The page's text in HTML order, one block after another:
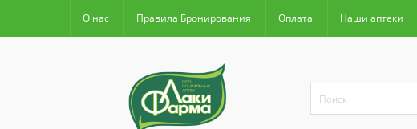
О нас Правила Бронирования Оплата Наши аптеки